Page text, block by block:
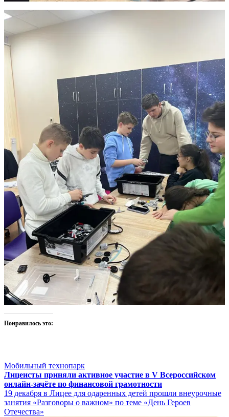
Понравилось это:
Мобильный технопарк
Навигация
по
записям
Лицеисты приняли активное участие в V Всероссийском
онлайн-зачёте по финансовой грамотности
19 декабря в Лицее для одаренных детей прошли внеурочные
занятия «Разговоры о важном» по теме «День Героев
Отечества»